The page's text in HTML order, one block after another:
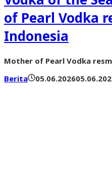
of Pearl Vodka
Indonesia
Mother of Pearl Vodka
Berita
05.06.2026